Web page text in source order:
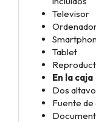
Televisor
Tablet
En la caja
Dos
Fuente